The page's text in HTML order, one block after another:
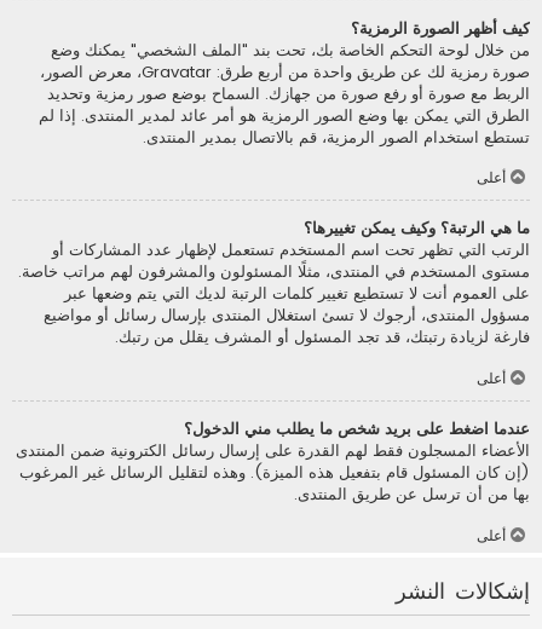
كيف أظهر الصورة الرمزية؟
من خلال لوحة التحكم الخاصة بك، تحت بند "الملف الشخصي" يمكنك وضع
صورة رمزية لك عن طريق واحدة من أربع طرق: Gravatar، معرض الصور،
الربط مع صورة أو رفع صورة من جهازك. السماح بوضع صور رمزية وتحديد
الطرق التي يمكن بها وضع الصور الرمزية هو أمر عائد لمدير المنتدى. إذا لم
تستطع استخدام الصور الرمزية، قم بالاتصال بمدير المنتدى.
أعلى
ما هي الرتبة؟ وكيف يمكن تغييرها؟
الرتب التي تظهر تحت اسم المستخدم تستعمل لإظهار عدد المشاركات أو
مستوى المستخدم في المنتدى، مثلًا المسئولون والمشرفون لهم مراتب خاصة.
على العموم أنت لا تستطيع تغيير كلمات الرتبة لديك التي يتم وضعها عبر
مسؤول المنتدى، أرجوك لا تسئ استغلال المنتدى بإرسال رسائل أو مواضيع
فارغة لزيادة رتبتك، قد تجد المسئول أو المشرف يقلل من رتبك.
أعلى
عندما اضغط على بريد شخص ما يطلب مني الدخول؟
الأعضاء المسجلون فقط لهم القدرة على إرسال رسائل الكترونية ضمن المنتدى
(إن كان المسئول قام بتفعيل هذه الميزة). وهذه لتقليل الرسائل غير المرغوب
بها من أن ترسل عن طريق المنتدى.
أعلى
إشكالات النشر